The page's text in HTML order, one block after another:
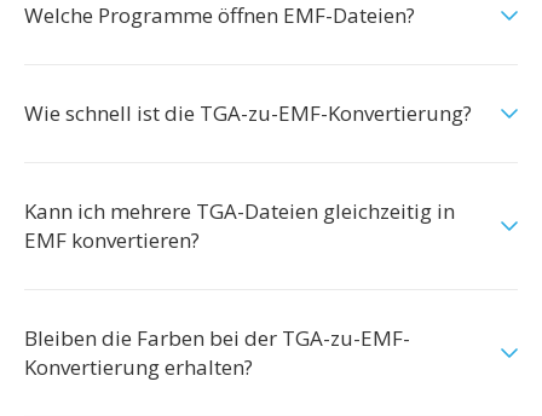
Welche Programme öffnen EMF-Dateien?
Wie schnell ist die TGA-zu-EMF-Konvertierung?
Kann ich mehrere TGA-Dateien gleichzeitig in
EMF konvertieren?
Bleiben die Farben bei der TGA-zu-EMF-
Konvertierung erhalten?